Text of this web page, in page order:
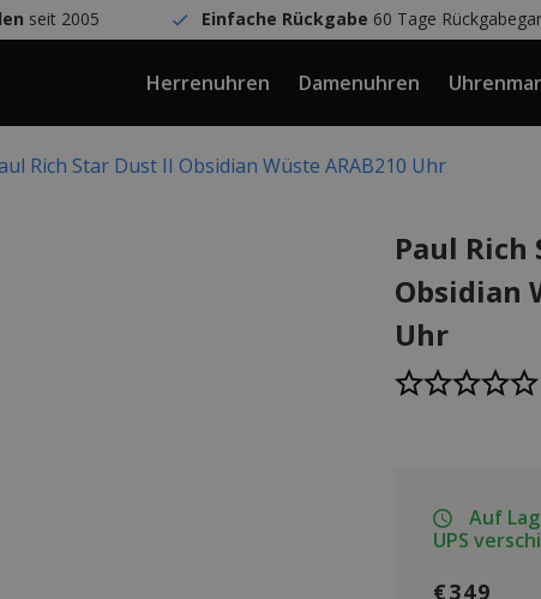
seit 2005 Einfache Rückgabe 60 Tage
Herrenuhren Damenuhren
Rich Star Dust II Obsidian Wüste ARAB210 Uhr
Paul Rich
Obsidian
Uhr
Auf
UPS
€349